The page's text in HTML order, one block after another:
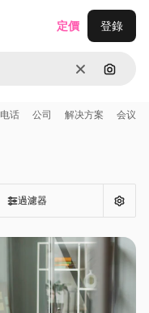
清除 通過圖
定價 登錄
电话 公司 解决方案 会议
過濾器